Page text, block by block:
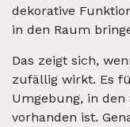
dekorative
in den Raum
Das zeigt sich,
zufällig wirkt. Es
Umgebung, in
vorhanden ist.